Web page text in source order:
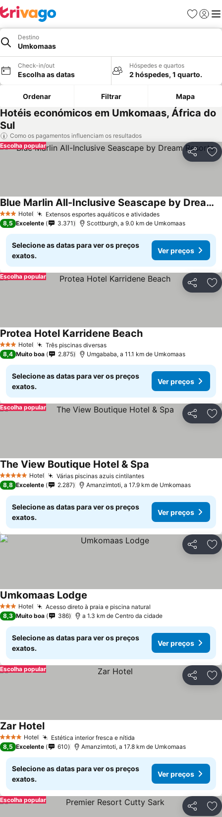
Favoritos
Iniciar
Destino
Umkomaas
Check-in/out
Escolha as datas
Hóspedes e quartos
2 hóspedes, 1 quarto.
Ordenar Filtrar Mapa
Hotéis económicos em Umkomaas, África do
Sul
Como os pagamentos influenciam os resultados
Partilhar
Escolha popular
3 EstrelasHotel Extensos esportes aquáticos e atividades
Blue Marlin All-Inclusive Seascape by Dream Resorts
8,5 Excelente 3.371 Scottburgh, a 9.0 km de Umkomaas
Selecione as datas para ver os preços
exatos.
Ver preços
Partilhar
Escolha popular
3 EstrelasHotel Três piscinas diversas
Protea Hotel Karridene Beach
8,4 Muito boa 2.875 Umgababa, a 11.1 km de Umkomaas
Selecione as datas para ver os preços
exatos.
Ver preços
Partilhar
Escolha popular
5 Estrelas Hotel Várias piscinas azuis cintilantes
The View Boutique Hotel & Spa
8,8 Excelente 2.287 Amanzimtoti, a 17.9 km de Umkomaas
Selecione as datas para ver os preços
exatos.
Ver preços
Partilhar
3 EstrelasHotel Acesso direto à praia e piscina natural
Umkomaas Lodge
8,3 Muito boa 386 a 1.3 km de Centro da cidade
Selecione as datas para ver os preços
exatos.
Ver preços
Partilhar
Escolha popular
4 EstrelasHotel Estética interior fresca e nítida
Zar Hotel
8,5 Excelente 610 Amanzimtoti, a 17.8 km de Umkomaas
Selecione as datas para ver os preços
exatos.
Ver preços
Partilhar
Escolha popular